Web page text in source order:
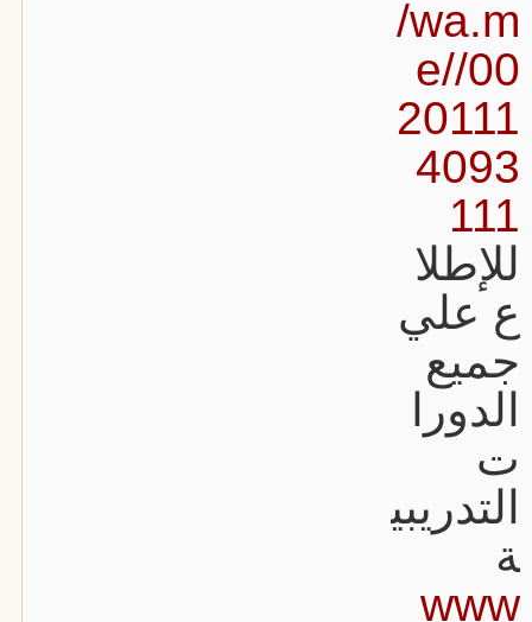
/wa.m
e//00
20111
4093
111
للإطلا
ع علي
جميع
الدورا
ت
التدريبي
ة
www